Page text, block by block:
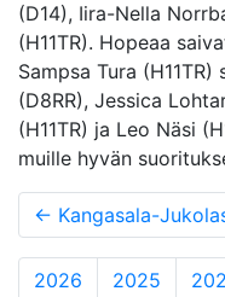
(D14), Iira-Nella
(H11TR). Hopeaa
Sampsa Tura
(D8RR), Jessica
(H11TR) ja Leo Näsi
muille hyvän
← Kangasala-Jukolassa parannettiin
2026 2025